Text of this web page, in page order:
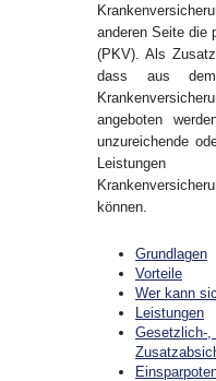
anderen Seite die
(PKV). Als
dass aus
angeboten
unzureichende
können.
Grundlagen
Vorteile
Wer kann
Leistungen
Gesetzlich-,